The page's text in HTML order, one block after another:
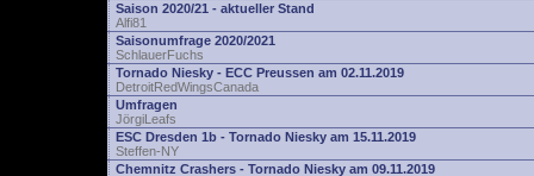
Saison 2020/21 - aktueller Stand
Alfi81
Saisonumfrage 2020/2021
SchlauerFuchs
Tornado Niesky - ECC Preussen am 02.11.2019
DetroitRedWingsCanada
Umfragen
JörgiLeafs
ESC Dresden 1b - Tornado Niesky am 15.11.2019
Steffen-NY
Chemnitz Crashers - Tornado Niesky am 09.11.2019